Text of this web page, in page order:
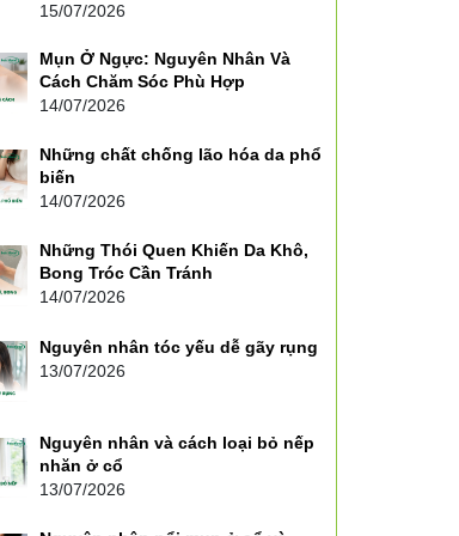
15/07/2026
Mụn Ở Ngực: Nguyên Nhân Và
Cách Chăm Sóc Phù Hợp
14/07/2026
Những chất chống lão hóa da phổ
biến
14/07/2026
Những Thói Quen Khiến Da Khô,
Bong Tróc Cần Tránh
14/07/2026
Nguyên nhân tóc yếu dễ gãy rụng
13/07/2026
Nguyên nhân và cách loại bỏ nếp
nhăn ở cổ
13/07/2026